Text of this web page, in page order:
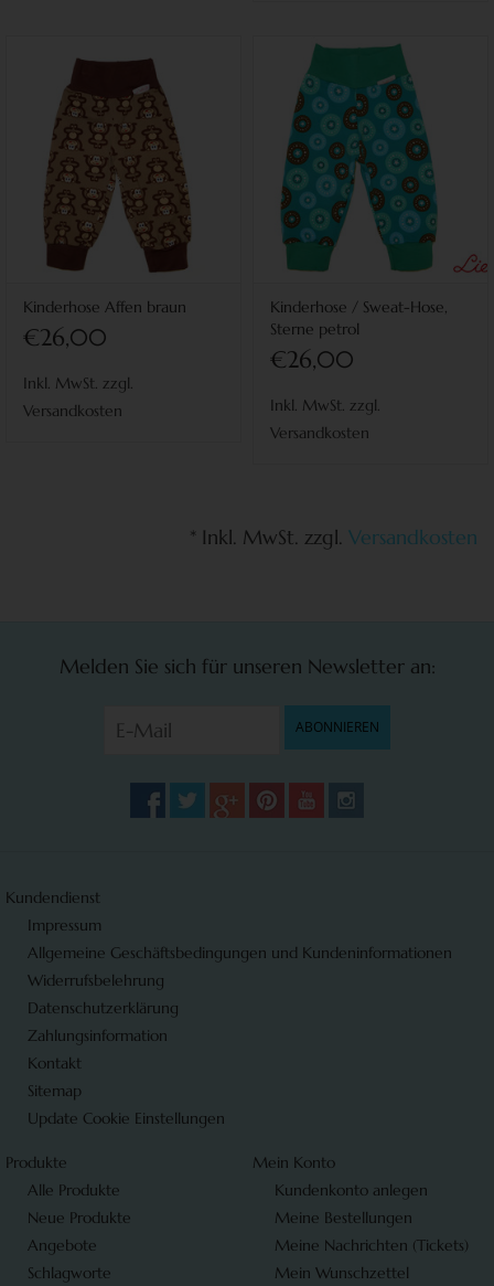
Kinderhose Affen braun
€26,00
Inkl. MwSt. zzgl.
Versandkosten
Kinderhose / Sweat-Hose,
Sterne petrol
€26,00
Inkl. MwSt. zzgl.
Versandkosten
* Inkl. MwSt. zzgl. Versandkosten
Melden Sie sich für unseren Newsletter an:
ABONNIEREN
Kundendienst
Impressum
Allgemeine Geschäftsbedingungen und Kundeninformationen
Widerrufsbelehrung
Datenschutzerklärung
Zahlungsinformation
Kontakt
Sitemap
Update Cookie Einstellungen
Produkte
Alle Produkte
Neue Produkte
Angebote
Schlagworte
Mein Konto
Kundenkonto anlegen
Meine Bestellungen
Meine Nachrichten (Tickets)
Mein Wunschzettel